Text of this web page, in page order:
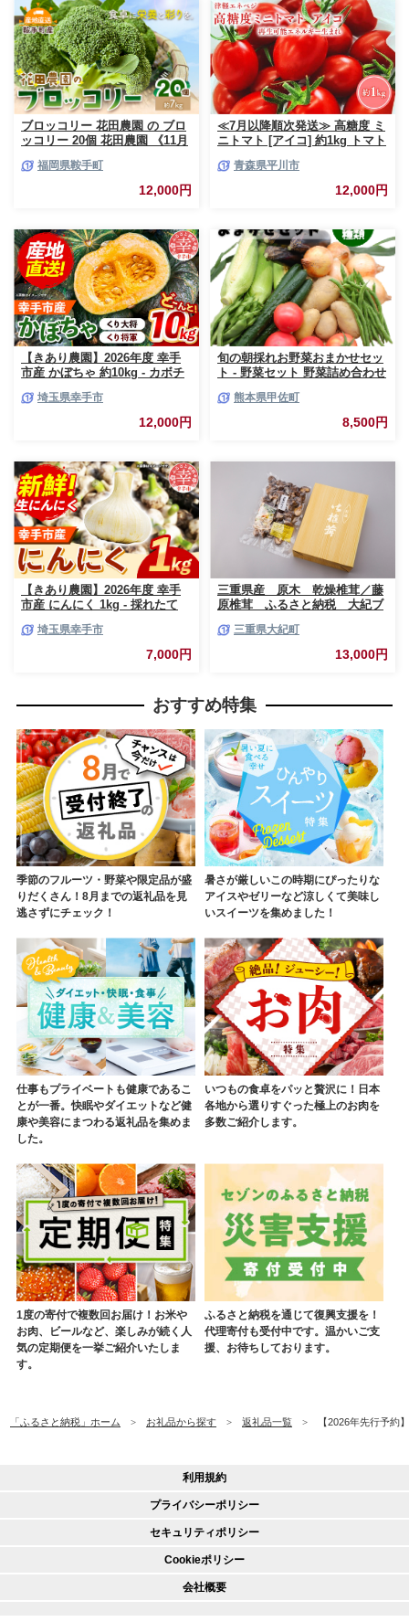
ブロッコリー 花田農園 の ブロ
ッコリー 20個 花田農園 《11月
町 ぶろっこりー 野菜 ブロッコ
リー 産地直送 送料無料
福岡県鞍手町
12,000円
≪7月以降順次発送≫ 高糖度 ミ
ニトマト [アイコ] 約1kg トマト
やさい 減農薬 お取り寄せ 青森
県 平川市 平川 【hi-0016-003】
青森県平川市
12,000円
【きあり農園】2026年度 幸手
市産 かぼちゃ 約10kg - カボチ
直送 野菜 ベジタブル 美味しい
おいしい 緑黄色野菜 大容量 国
産 おすすめ 送料無料 埼玉県 幸
埼玉県幸手市
12,000円
旬の朝採れお野菜おまかせセッ
ト - 野菜セット 野菜詰め合わせ
れ 国産 熊本県産 お任せ 何が入
っているかはお楽しみ 7種類前
後 おすすめ 熊本県 甲佐町【価
熊本県甲佐町
8,500円
【きあり農園】2026年度 幸手
市産 にんにく 1kg - 採れたて
野菜 ベジタブル 美味しい おい
しい 根菜 スタミナ 大蒜 生にん
にく 国産 おすすめ 送料無料 埼
埼玉県幸手市
7,000円
三重県産 原木 乾燥椎茸／藤
原椎茸 ふるさと納税 大紀ブ
ノコ きのこ 三重県 大紀町
三重県大紀町
13,000円
おすすめ特集
季節のフルーツ・野菜や限定品が盛
りだくさん！8月までの返礼品を見
逃さずにチェック！
暑さが厳しいこの時期にぴったりな
アイスやゼリーなど涼しくて美味し
いスイーツを集めました！
仕事もプライベートも健康であるこ
とが一番。快眠やダイエットなど健
康や美容にまつわる返礼品を集めま
した。
いつもの食卓をパッと贅沢に！日本
各地から選りすぐった極上のお肉を
多数ご紹介します。
1度の寄付で複数回お届け！お米や
お肉、ビールなど、楽しみが続く人
気の定期便を一挙ご紹介いたしま
す。
ふるさと納税を通じて復興支援を！
代理寄付も受付中です。温かいご支
援、お待ちしております。
「ふるさと納税」ホーム お礼品から探す 返礼品一覧 【2026年先行予
利用規約
プライバシーポリシー
セキュリティポリシー
Cookieポリシー
会社概要